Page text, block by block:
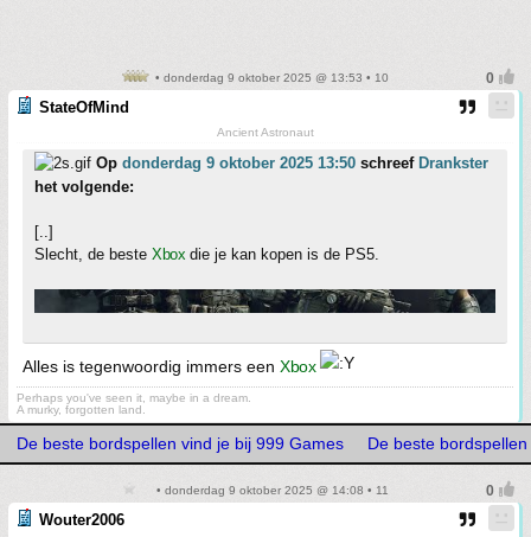
• donderdag 9 oktober 2025 @ 13:53 • 10
StateOfMind
Ancient Astronaut
Op donderdag 9 oktober 2025 13:50 schreef Drankster
het volgende:
[..]
Slecht, de beste Xbox die je kan kopen is de PS5.
Alles is tegenwoordig immers een Xbox
Perhaps you've seen it, maybe in a dream.
A murky, forgotten land.
De beste bordspellen vind je bij 999 Games De beste
• donderdag 9 oktober 2025 @ 14:08 • 11
Wouter2006